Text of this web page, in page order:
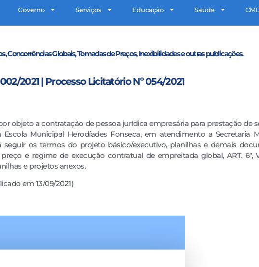
Governo Serviços Educação Saúde
Concorrências Globais, Tomadas de Preços, Inexibilidades e outras publicações.
2021 | Processo Licitatório Nº 054/2021
objeto a contratação de pessoa jurídica empresária para prestação de
Municipal Herodíades Fonseca, em atendimento a Secretaria
seguir os termos do projeto básico/executivo, planilhas e demais
e regime de execução contratual de empreitada global, ART. 6°,
e projetos anexos.
em 13/09/2021)